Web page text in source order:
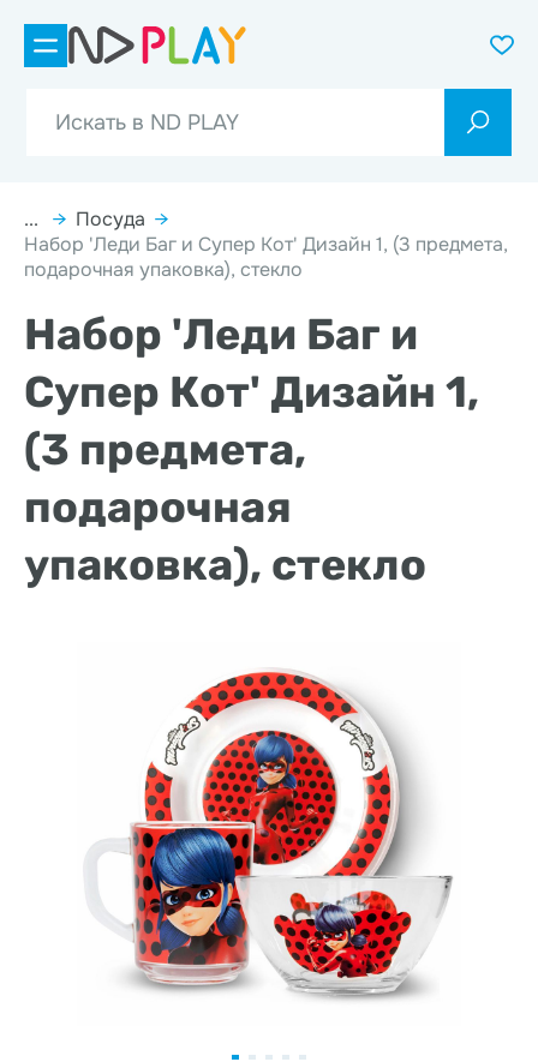
... → Посуда →
Набор 'Леди Баг и Супер Кот' Дизайн 1, (3 предмета,
подарочная упаковка), стекло
Набор 'Леди Баг и
Супер Кот' Дизайн 1,
(3 предмета,
подарочная
упаковка), стекло